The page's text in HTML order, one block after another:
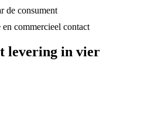
de consument
commercieel contact
levering in vier